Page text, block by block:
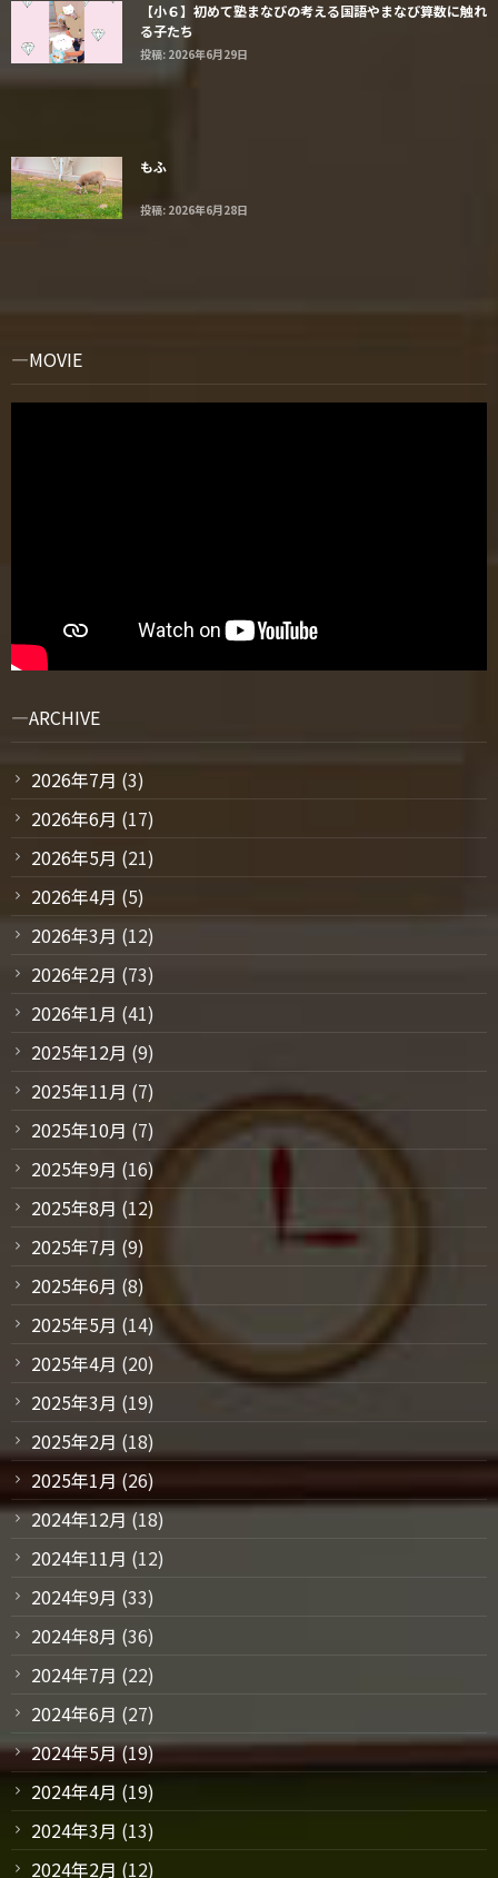
【小６】初めて塾まなびの考える国語やまなび算数に触れ
る子たち
投稿: 2026年6月29日
もふ
投稿: 2026年6月28日
MOVIE
ARCHIVE
2026年7月 (3)
2026年6月 (17)
2026年5月 (21)
2026年4月 (5)
2026年3月 (12)
2026年2月 (73)
2026年1月 (41)
2025年12月 (9)
2025年11月 (7)
2025年10月 (7)
2025年9月 (16)
2025年8月 (12)
2025年7月 (9)
2025年6月 (8)
2025年5月 (14)
2025年4月 (20)
2025年3月 (19)
2025年2月 (18)
2025年1月 (26)
2024年12月 (18)
2024年11月 (12)
2024年9月 (33)
2024年8月 (36)
2024年7月 (22)
2024年6月 (27)
2024年5月(19)
2024年4月 (19)
2024年3月 (13)
2024年2月 (12)